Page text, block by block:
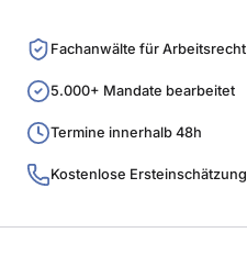
Fachanwälte für Arbeitsrecht
5.000+ Mandate bearbeitet
Termine innerhalb 48h
Kostenlose Ersteinschätzung